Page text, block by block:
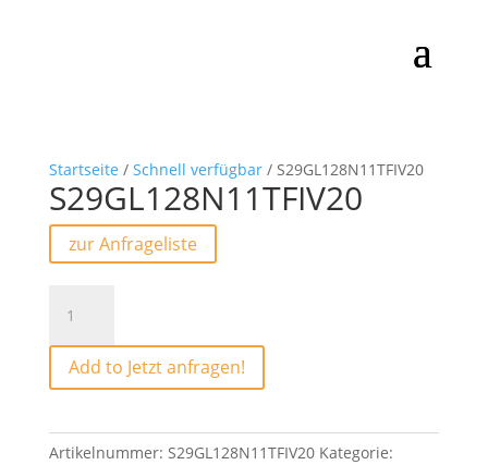
Startseite / Schnell verfügbar/ S29GL128N11TFIV20
S29GL128N11TFIV20
zur Anfrageliste
Menge
Add to Jetzt anfragen!
Artikelnummer: S29GL128N11TFIV20 Kategorie: